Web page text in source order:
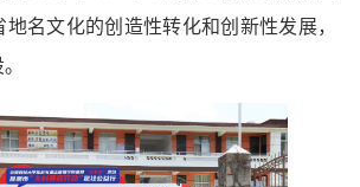
地名文化的创造性转化和创新性发展，